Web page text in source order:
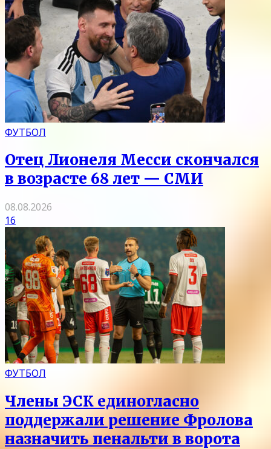
ФУТБОЛ
Отец Лионеля Месси скончался
в возрасте 68 лет — СМИ
08.08.2026
16
ФУТБОЛ
Члены ЭСК единогласно
поддержали решение Фролова
назначить пенальти в ворота